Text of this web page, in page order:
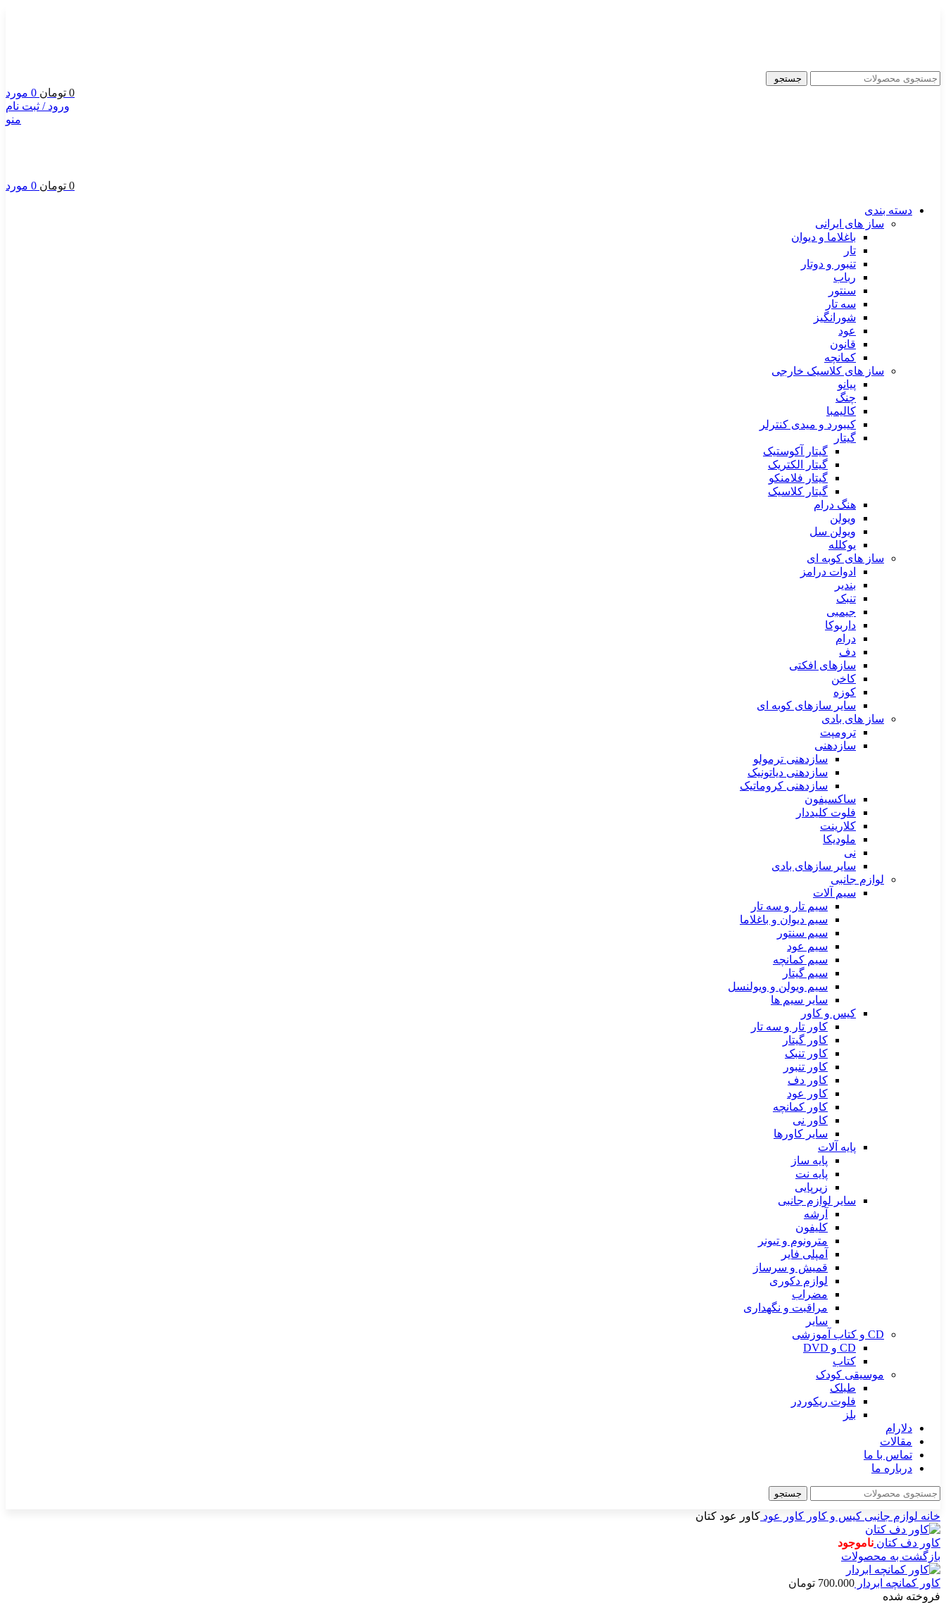
جستجو
0 مورد 0 تومان
ورود / ثبت نام
منو
0 مورد 0 تومان
دسته بندی
ساز های ایرانی
باغلاما و دیوان
تار
تنبور و دوتار
رباب
سنتور
سه تار
شورانگیز
عود
قانون
کمانچه
ساز های کلاسیک خارجی
پیانو
چنگ
کالیمبا
کیبورد و میدی کنترلر
گیتار
گیتار آکوستیک
گیتار الکتریک
گیتار فلامنکو
گیتار کلاسیک
هنگ درام
ویولن
ویولن سل
یوکلله
ساز های کوبه ای
ادوات درامز
بندیر
تنبک
جیمبی
داربوکا
درام
دف
سازهای افکتی
کاخن
کوزه
سایر سازهای کوبه ای
ساز های بادی
ترومپت
سازدهنی
سازدهنی ترمولو
سازدهنی دیاتونیک
سازدهنی کروماتیک
ساکسیفون
فلوت کلیددار
کلارینت
ملودیکا
نی
سایر سازهای بادی
لوازم جانبی
سیم آلات
سیم تار و سه تار
سیم دیوان و باغلاما
سیم سنتور
سیم عود
سیم کمانچه
سیم گیتار
سیم ویولن و ویولنسل
سایر سیم ها
کیس و کاور
کاور تار و سه تار
کاور گیتار
کاور تنبک
کاور تنبور
کاور دف
کاور عود
کاور کمانچه
کاور نی
سایر کاورها
پایه آلات
پایه ساز
پایه نت
زیرپایی
سایر لوازم جانبی
آرشه
کلیفون
مترونوم و تیونر
آمپلی فایر
قمیش و سرساز
لوازم دکوری
مضراب
مراقبت و نگهداری
سایر
CD و کتاب آموزشی
CD و DVD
کتاب
موسیقی کودک
طبلک
فلوت ریکوردر
بلز
دلارام
مقالات
تماس با ما
درباره ما
جستجو
خانه لوازم جانبی کیس و کاور کاور عود کاور عود کتان
کاور دف کتان ناموجود
بازگشت به محصولات
کاور کمانچه ابردار 700.000 تومان
فروخته شده